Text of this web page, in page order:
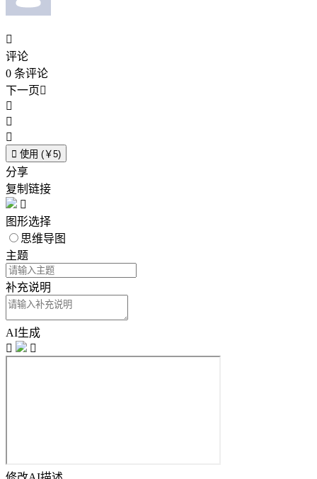

评论
0 条评论
下一页



 使用 (￥5)
分享
复制链接

图形选择
思维导图
主题
补充说明
AI生成

